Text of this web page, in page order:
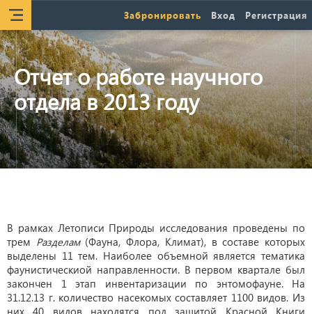
Забронировать Вход Регистрация
Отчет о работе научного
отдела в 2013 году
В рамках Летописи Природы исследования проведены по
трем Разделам(Фауна, Флора, Климат), в составе которых
выделены 11 тем. Наиболее объемной является тематика
фаунистическиой направленности. В первом квартале был
закончен 1 этап инвентаризации по энтомофауне. На
31.12.13 г. количество насекомых составляет 1100 видов. Из
них 40 видов находятся под защитой Красной Книги